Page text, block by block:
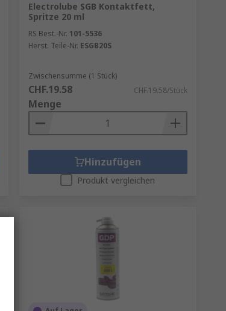
Electrolube SGB Kontaktfett,
Spritze 20 ml
RS Best.-Nr. 101-5536
Herst. Teile-Nr. ESGB20S
Zwischensumme (1 Stück)
CHF.19.58 CHF.19.58/Stück
Menge
Hinzufügen
Produkt vergleichen